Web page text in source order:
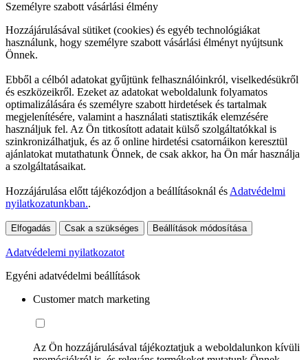
Személyre szabott vásárlási élmény
Hozzájárulásával sütiket (cookies) és egyéb technológiákat
használunk, hogy személyre szabott vásárlási élményt nyújtsunk
Önnek.
Ebből a célból adatokat gyűjtünk felhasználóinkról, viselkedésükről
és eszközeikről. Ezeket az adatokat weboldalunk folyamatos
optimalizálására és személyre szabott hirdetések és tartalmak
megjelenítésére, valamint a használati statisztikák elemzésére
használjuk fel. Az Ön titkosított adatait külső szolgáltatókkal is
szinkronizálhatjuk, és az ő online hirdetési csatornáikon keresztül
ajánlatokat mutathatunk Önnek, de csak akkor, ha Ön már használja
a szolgáltatásaikat.
Hozzájárulása előtt tájékozódjon a beállításoknál és Adatvédelmi
nyilatkozatunkban..
Elfogadás Csak a szükséges Beállítások módosítása
Adatvédelemi nyilatkozatot
Egyéni adatvédelmi beállítások
Customer match marketing
Az Ön hozzájárulásával tájékoztatjuk a weboldalunkon kívüli